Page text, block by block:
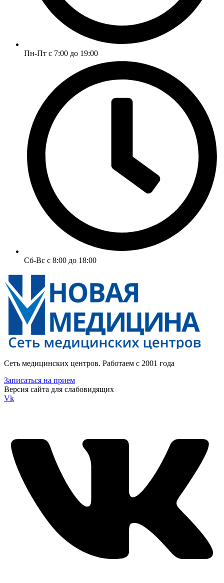
Пн-Пт с 7:00 до 19:00
Сб-Вс с 8:00 до 18:00
Сеть медицинских центров. Работаем с 2001 года
Записаться на прием
Версия сайта для слабовидящих
Vk